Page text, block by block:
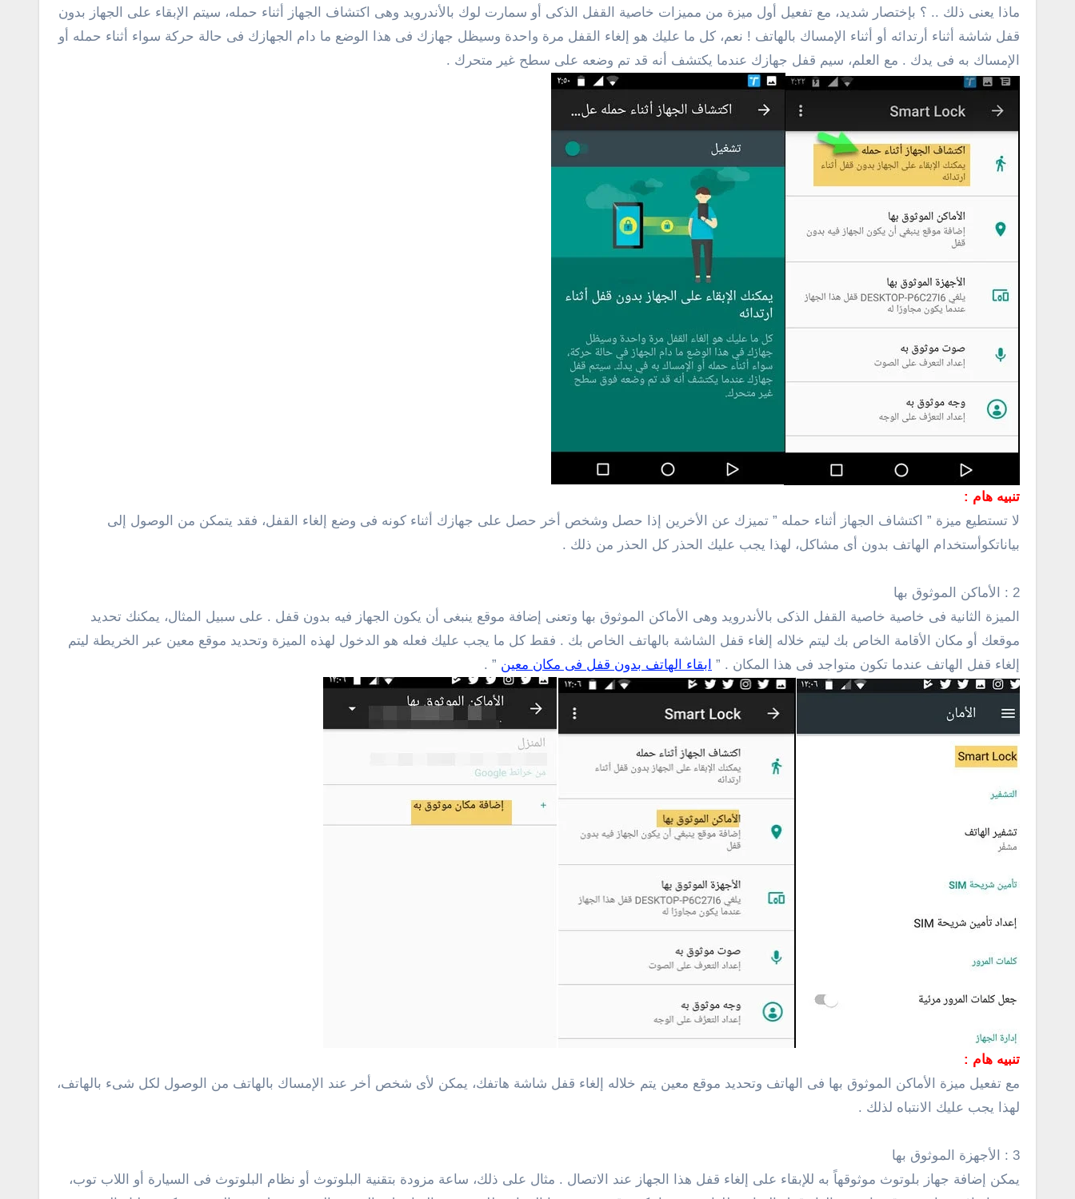
ماذا يعنى ذلك .. ؟ بإختصار شديد، مع تفعيل أول ميزة من مميزات خاصية القفل الذكى أو سمارت لوك بالأندرويد وهى اكتشاف الجهاز أثناء حمله، سيتم الإبقاء على الجهاز بدون
قفل شاشة أثناء أرتدائه أو أثناء الإمساك بالهاتف ! نعم، كل ما عليك هو إلغاء القفل مرة واحدة وسيظل جهازك فى هذا الوضع ما دام الجهازك فى حالة حركة سواء أثناء حمله أو
الإمساك به فى يدك . مع العلم، سيم قفل جهازك عندما يكتشف أنه قد تم وضعه على سطح غير متحرك .
تنبيه هام :
لا تستطيع ميزة ” اكتشاف الجهاز أثناء حمله ” تميزك عن الأخرين إذا حصل وشخص أخر حصل على جهازك أثناء كونه فى وضع إلغاء القفل، فقد يتمكن من الوصول إلى
بياناتكوأستخدام الهاتف بدون أى مشاكل، لهذا يجب عليك الحذر كل الحذر من ذلك .
2 : الأماكن الموثوق بها
الميزة الثانية فى خاصية خاصية القفل الذكى بالأندرويد وهى الأماكن الموثوق بها وتعنى إضافة موقع ينبغى أن يكون الجهاز فيه بدون قفل . على سبيل المثال، يمكنك تحديد
موقعك أو مكان الأقامة الخاص بك ليتم خلاله إلغاء قفل الشاشة بالهاتف الخاص بك . فقط كل ما يجب عليك فعله هو الدخول لهذه الميزة وتحديد موقع معين عبر الخريطة ليتم
إلغاء قفل الهاتف عندما تكون متواجد فى هذا المكان . ” ابقاء الهاتف بدون قفل فى مكان معين ” .
تنبيه هام :
مع تفعيل ميزة الأماكن الموثوق بها فى الهاتف وتحديد موقع معين يتم خلاله إلغاء قفل شاشة هاتفك، يمكن لأى شخص أخر عند الإمساك بالهاتف من الوصول لكل شىء بالهاتف،
لهذا يجب عليك الانتباه لذلك .
3 : الأجهزة الموثوق بها
يمكن إضافة جهاز بلوتوث موثوقهاً به للإبقاء على إلغاء قفل هذا الجهاز عند الاتصال . مثال على ذلك، ساعة مزودة بتقنية البلوتوث أو نظام البلوتوث فى السيارة أو اللاب توب،